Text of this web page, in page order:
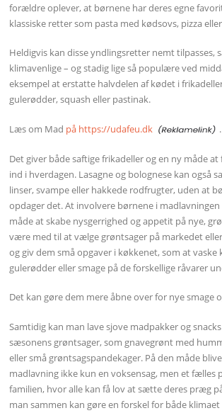
forældre oplever, at børnene har deres egne
klassiske retter som pasta med kødsovs, pizza
Heldigvis kan disse yndlingsretter nemt tilpasses,
klimavenlige – og stadig lige så populære ved
eksempel at erstatte halvdelen af kødet i
gulerødder, squash eller pastinak.
Læs om Mad på https://udafeu.dk .
Det giver både saftige frikadeller og en ny måde
ind i hverdagen. Lasagne og bolognese kan også
linser, svampe eller hakkede rodfrugter, uden at
opdager det. At involvere børnene i madlavningen
måde at skabe nysgerrighed og appetit på nye,
være med til at vælge grøntsager på markedet
og giv dem små opgaver i køkkenet, som at vaske
gulerødder eller smage på de forskellige råvarer
Det kan gøre dem mere åbne over for nye smage
Samtidig kan man lave sjove madpakker og
sæsonens grøntsager, som gnavegrønt med
eller små grøntsagspandekager. På den måde
madlavning ikke kun en voksensag, men et fælles
familien, hvor alle kan få lov at sætte deres præg
man sammen kan gøre en forskel for både